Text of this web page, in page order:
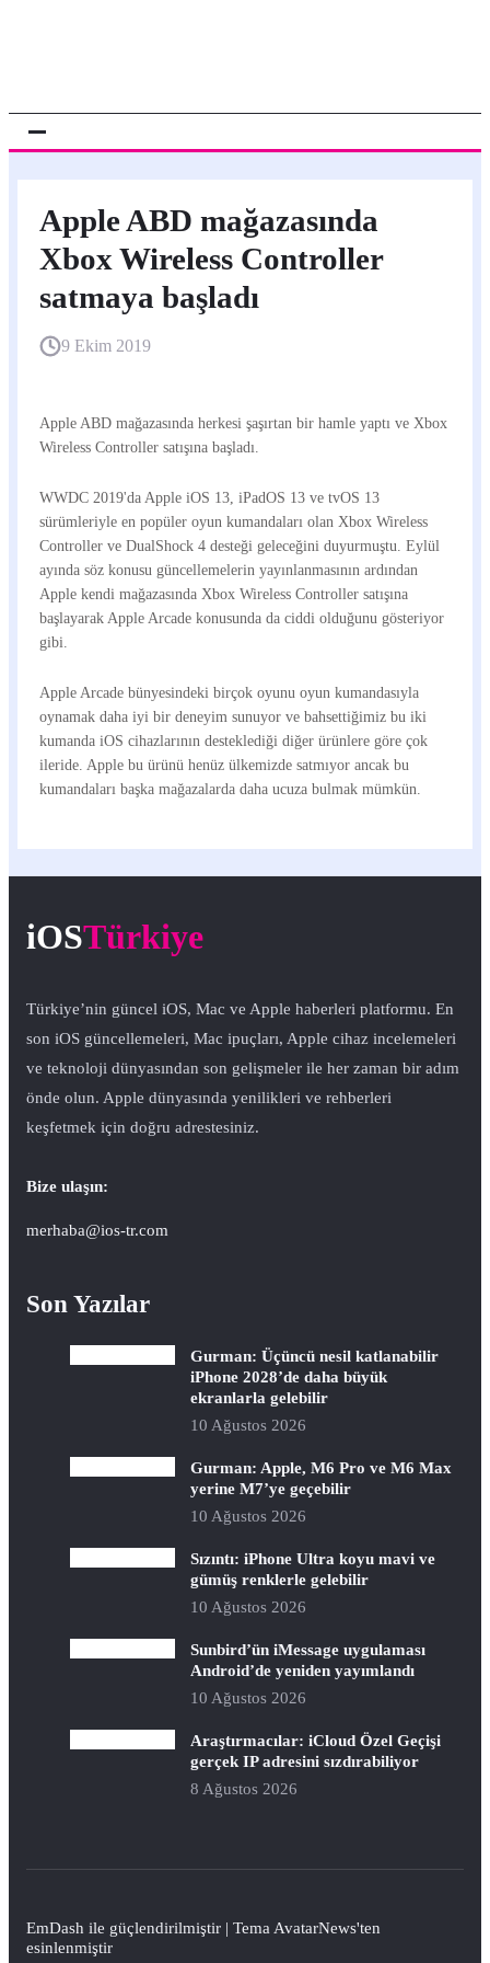
Apple ABD mağazasında
Xbox Wireless Controller
satmaya başladı
9 Ekim 2019
Apple ABD mağazasında herkesi şaşırtan bir hamle yaptı ve Xbox
Wireless Controller satışına başladı.
WWDC 2019'da Apple iOS 13, iPadOS 13 ve tvOS 13
sürümleriyle en popüler oyun kumandaları olan Xbox Wireless
Controller ve DualShock 4 desteği geleceğini duyurmuştu. Eylül
ayında söz konusu güncellemelerin yayınlanmasının ardından
Apple kendi mağazasında Xbox Wireless Controller satışına
başlayarak Apple Arcade konusunda da ciddi olduğunu gösteriyor
gibi.
Apple Arcade bünyesindeki birçok oyunu oyun kumandasıyla
oynamak daha iyi bir deneyim sunuyor ve bahsettiğimiz bu iki
kumanda iOS cihazlarının desteklediği diğer ürünlere göre çok
ileride. Apple bu ürünü henüz ülkemizde satmıyor ancak bu
kumandaları başka mağazalarda daha ucuza bulmak mümkün.
iOSTürkiye
Türkiye’nin güncel iOS, Mac ve Apple haberleri platformu. En
son iOS güncellemeleri, Mac ipuçları, Apple cihaz incelemeleri
ve teknoloji dünyasından son gelişmeler ile her zaman bir adım
önde olun. Apple dünyasında yenilikleri ve rehberleri
keşfetmek için doğru adrestesiniz.
Bize ulaşın:
merhaba@ios-tr.com
Son Yazılar
Gurman: Üçüncü nesil katlanabilir
iPhone 2028’de daha büyük
ekranlarla gelebilir
10 Ağustos 2026
Gurman: Apple, M6 Pro ve M6 Max
yerine M7’ye geçebilir
10 Ağustos 2026
Sızıntı: iPhone Ultra koyu mavi ve
gümüş renklerle gelebilir
10 Ağustos 2026
Sunbird’ün iMessage uygulaması
Android’de yeniden yayımlandı
10 Ağustos 2026
Araştırmacılar: iCloud Özel Geçişi
gerçek IP adresini sızdırabiliyor
8 Ağustos 2026
EmDash ile güçlendirilmiştir | Tema AvatarNews'ten
esinlenmiştir